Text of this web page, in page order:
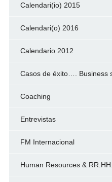
Calendari(io) 2015
Calendari(o) 2016
Calendario 2012
Casos de éxito…. Business
Coaching
Entrevistas
FM Internacional
Human Resources & RR.HH.